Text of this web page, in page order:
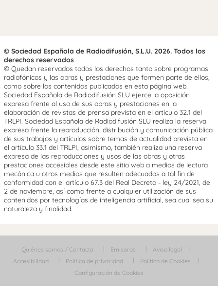
© Sociedad Española de Radiodifusión, S.L.U. 2026. Todos los
derechos reservados
© Quedan reservados todos los derechos tanto sobre programas
radiofónicos y las obras y prestaciones que formen parte de ellos,
como sobre los contenidos publicados en esta página web.
Sociedad Española de Radiodifusión SLU ejerce la oposición
expresa frente al uso de sus obras y prestaciones en la
elaboración de revistas de prensa prevista en el artículo 32.1 del
TRLPI. Sociedad Española de Radiodifusión SLU realiza la reserva
expresa frente la reproducción, distribución y comunicación pública
de sus trabajos y artículos sobre temas de actualidad prevista en
el artículo 33.1 del TRLPI, asimismo, también realiza una reserva
expresa de las reproducciones y usos de las obras y otras
prestaciones accesibles desde este sitio web a medios de lectura
mecánica u otros medios que resulten adecuados a tal fin de
conformidad con el artículo 67.3 del Real Decreto - ley 24/2021, de
2 de noviembre, así como frente a cualquier utilización de sus
contenidos por tecnologías de inteligencia artificial, sea cual sea su
naturaleza y finalidad.
Quiénes somos / Contacta Emisoras
Aviso legal
Accesibilidad
Política de privacidad
Política de Cookies
Configuración de Cookies